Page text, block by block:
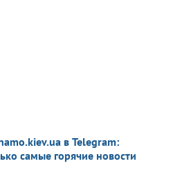
в Telegram:
самые горячие новости